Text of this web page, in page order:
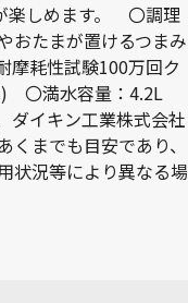
楽しめます。 〇調理
たまが置けるつまみ
耗性試験100万回ク
〇満水容量：4.2L
ダイキン工業株式会社
までも目安であり、
状況等により異なる場